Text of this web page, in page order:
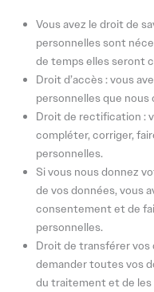
Vous avez le droit de
personnelles sont
de temps elles seront
Droit d’accès : vous
personnelles que nous
Droit de rectification :
compléter, corriger,
personnelles.
Si vous nous donnez
de vos données, vous
consentement et de
personnelles.
Droit de transférer vos
demander toutes vos
du traitement et de